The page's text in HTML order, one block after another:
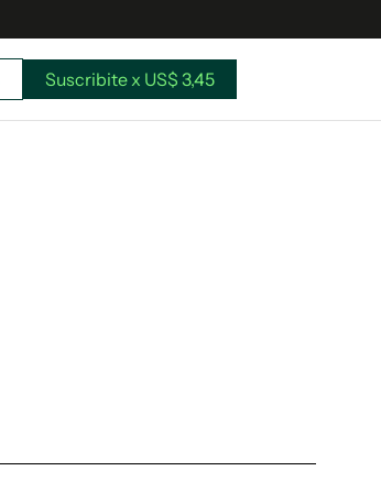
Suscribite x US$ 3,45